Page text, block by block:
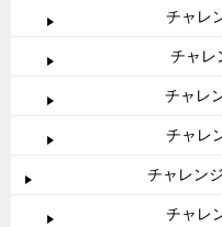
チャレ
チャレ
チャレ
チャレ
チャレン
チャレ